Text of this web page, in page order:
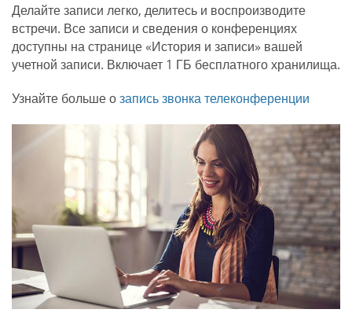
Делайте записи легко, делитесь и воспроизводите
встречи. Все записи и сведения о конференциях
доступны на странице «История и записи» вашей
учетной записи. Включает 1 ГБ бесплатного хранилища.
Узнайте больше озапись звонка телеконференции